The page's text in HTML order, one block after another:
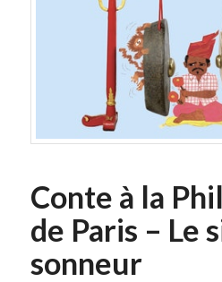
Conte à la
de Paris – Le
sonneur